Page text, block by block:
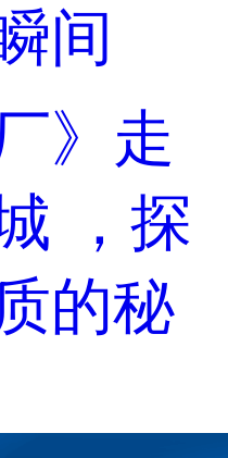
间
》走
，探
的秘